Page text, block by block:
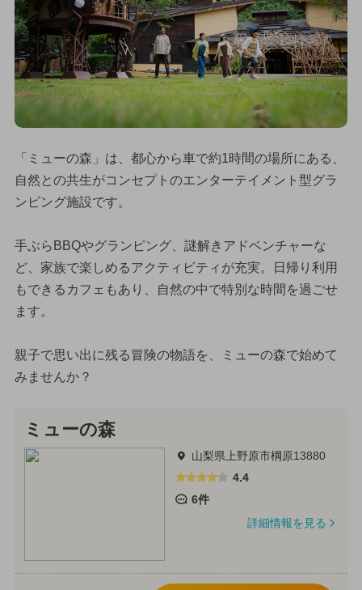
「ミューの森」は、都心から車で約1時間の場所にある、
自然との共生がコンセプトのエンターテイメント型グラ
ンピング施設です。
手ぶらBBQやグランピング、謎解きアドベンチャーな
ど、家族で楽しめるアクティビティが充実。日帰り利用
もできるカフェもあり、自然の中で特別な時間を過ごせ
ます。
親子で思い出に残る冒険の物語を、ミューの森で始めて
みませんか？
ミューの森
山梨県上野原市棡原13880
4.4
6件
詳細情報を見る